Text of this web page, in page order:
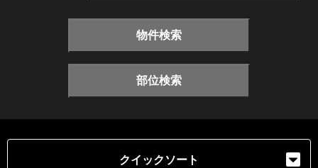
物件検索
部位検索
クイックソート